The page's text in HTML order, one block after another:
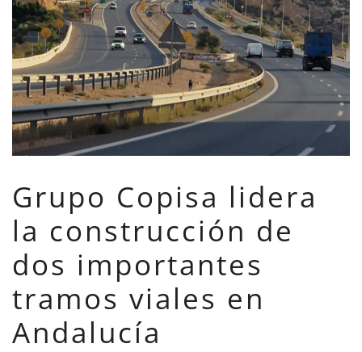
Grupo Copisa lidera
la construcción de
dos importantes
tramos viales en
Andalucía